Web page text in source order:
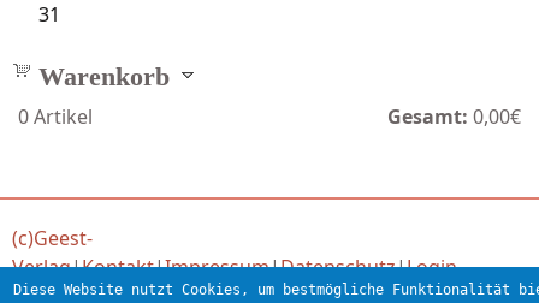
31
Warenkorb
0Artikel Gesamt: 0,00€
(c)Geest-
Verlag|Kontakt|Impressum|Datenschutz|Login
Diese Website nutzt Cookies, um bestmögliche Funktionalität